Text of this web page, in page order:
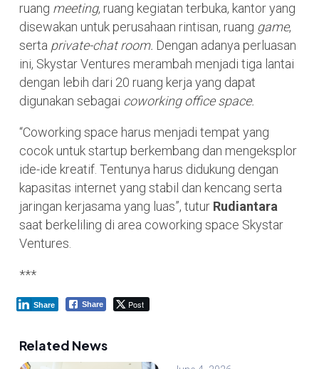
ruang meeting, ruang kegiatan terbuka, kantor yang
disewakan untuk perusahaan rintisan, ruang game,
serta private-chat room. Dengan adanya perluasan
ini, Skystar Ventures merambah menjadi tiga lantai
dengan lebih dari 20 ruang kerja yang dapat
digunakan sebagai coworking office space.
“Coworking space harus menjadi tempat yang
cocok untuk startup berkembang dan mengeksplor
ide-ide kreatif. Tentunya harus didukung dengan
kapasitas internet yang stabil dan kencang serta
jaringan kerjasama yang luas”, tutur Rudiantara
saat berkeliling di area coworking space Skystar
Ventures.
***
Share Post
Share
Related News